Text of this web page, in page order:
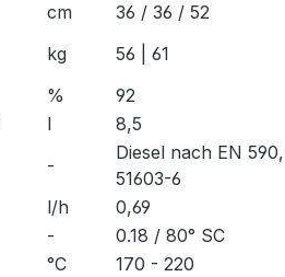
cm 36 / 36 / 52
kg 56 | 61
% 92
l 8,5
-
Diesel nach EN
51603-6
l/h 0,69
- 0.18 / 80° SC
°C 170 - 220